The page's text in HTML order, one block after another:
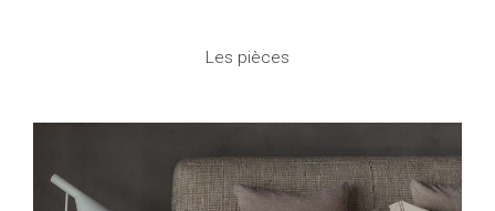
Les pièces